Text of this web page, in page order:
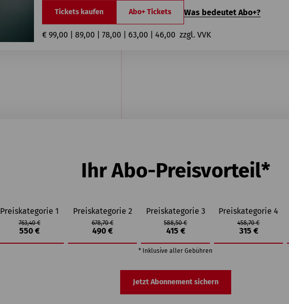
Tickets kaufen Abo+ Tickets Was bedeutet Abo+?
€ 99,00 | 89,00 | 78,00 | 63,00 | 46,00  zzgl. VVK
Ihr Abo-Preisvorteil*
Preiskategorie 1
763,40 €
550 €
Preiskategorie 2
678,70 €
490 €
Preiskategorie 3
588,50 €
415 €
Preiskategorie 4
458,70 €
315 €
* Inklusive aller Gebühren
Jetzt Abonnement sichern